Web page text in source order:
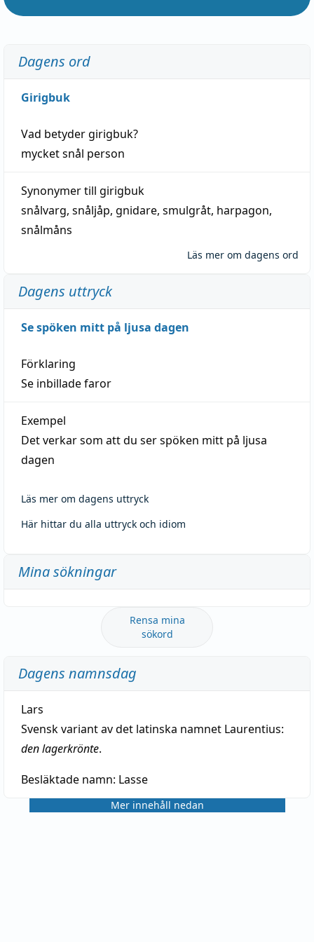
Dagens ord
Girigbuk
Vad betydergirigbuk?
mycketsnål person
Synonymer till girigbuk
snålvarg, snåljåp, gnidare, smulgråt, harpagon,
snålmåns
Läs mer om dagens ord
Dagens uttryck
Se spöken mitt på ljusa dagen
Förklaring
Se inbillade faror
Exempel
Det verkar som att du ser spöken mitt på ljusa
dagen
Läs mer om dagens uttryck
Här hittar du alla uttryck och idiom
Mina sökningar
Rensa mina
sökord
Dagens namnsdag
Lars
Svensk variant av det latinska namnet Laurentius:
den lagerkrönte.
Besläktade namn: Lasse
Mer innehåll nedan